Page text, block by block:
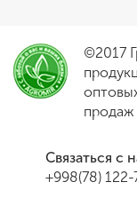
©2017
продаж
Связаться с
+998(78) 122-